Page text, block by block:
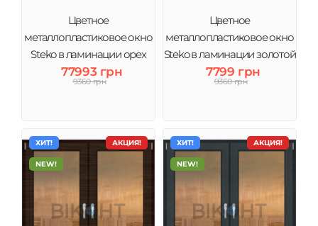
Цветное
металлопластиковое окно
Steko в ламинации орех
тонировка бронза
77993 грн
9360 грн
Цветное
металлопластиковое окно
Steko в ламинации золотой
дуб тонировка бронза
7799 грн
9360 грн
АКЦИЯ!
ХИТ!
NEW!
АКЦИЯ!
ХИТ!
NEW!